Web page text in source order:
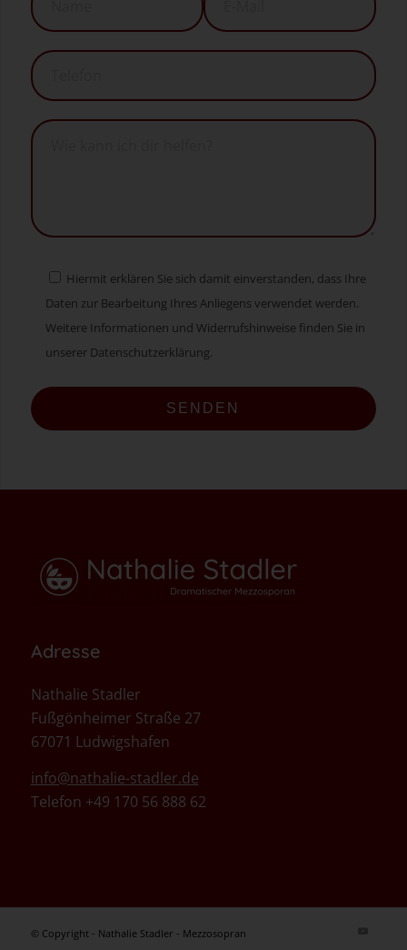
Hiermit erklären Sie sich damit einverstanden, dass Ihre
Daten zur Bearbeitung Ihres Anliegens verwendet werden.
Weitere Informationen und Widerrufshinweise finden Sie in
unserer Datenschutzerklärung.
Adresse
Nathalie Stadler
Fußgönheimer Straße 27
67071 Ludwigshafen
info@nathalie-stadler.de
Telefon +49 170 56 888 62
© Copyright - Nathalie Stadler - Mezzosopran